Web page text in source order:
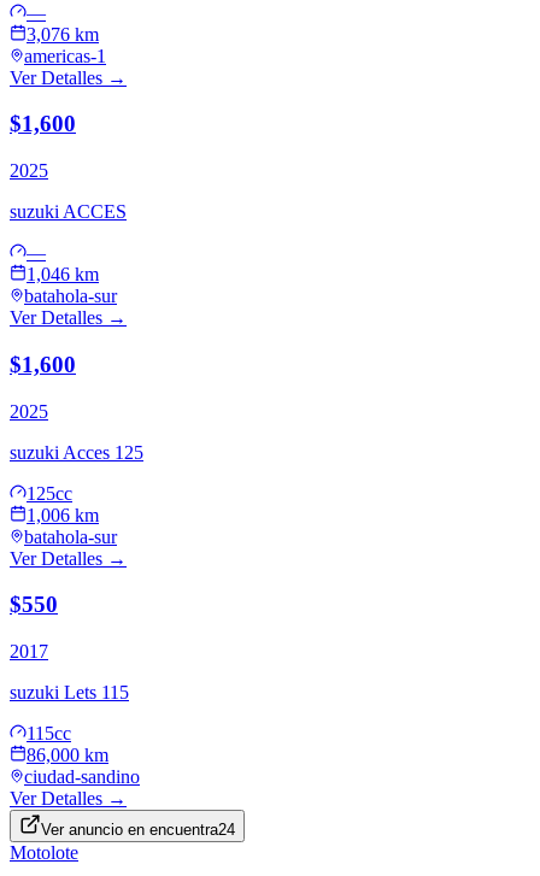
—
3,076 km
americas-1
Ver Detalles →
$1,600
2025
suzuki ACCES
—
1,046 km
batahola-sur
Ver Detalles →
$1,600
2025
suzuki Acces 125
125cc
1,006 km
batahola-sur
Ver Detalles →
$550
2017
suzuki Lets 115
115cc
86,000 km
ciudad-sandino
Ver Detalles →
Ver anuncio en encuentra24
Motolote